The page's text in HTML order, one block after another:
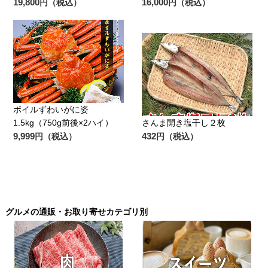
19,800円（税込） 16,000円（税込）
ボイルずわいがに姿
1.5kg（750g前後×2ハイ）
9,999円（税込）
さんま開き塩干し２枚
432円（税込）
グルメの通販・お取り寄せカテゴリ別